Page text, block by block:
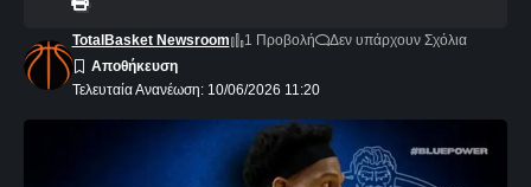
Τελευταία Ανανέωση: 10/06/2026 11:20
TotalBasket Newsroom 1 Προβολή Δεν υπάρχουν Σχόλια